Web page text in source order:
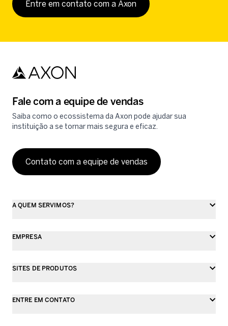
Entre em contato com a Axon
Fale com a equipe de vendas
Saiba como o ecossistema da Axon pode ajudar sua
instituição a se tornar mais segura e eficaz.
Contato com a equipe de vendas
A QUEM SERVIMOS?
EMPRESA
SITES DE PRODUTOS
ENTRE EM CONTATO